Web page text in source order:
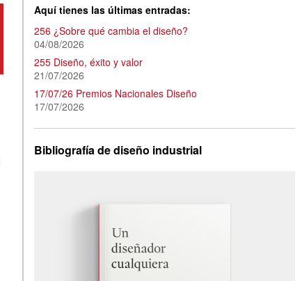
Aquí tienes las últimas entradas:
256 ¿Sobre qué cambia el diseño?
04/08/2026
255 Diseño, éxito y valor
21/07/2026
17/07/26 Premios Nacionales Diseño
17/07/2026
Bibliografía de diseño industrial